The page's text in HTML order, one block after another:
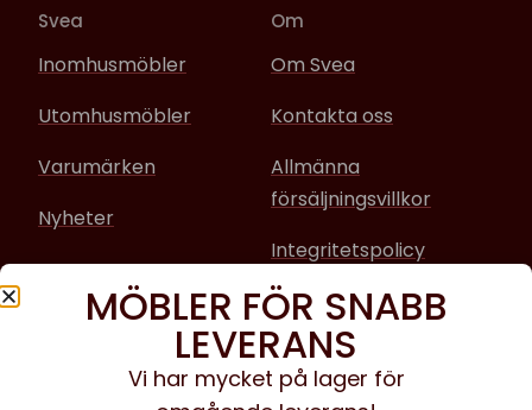
Svea
Inomhusmöbler
Utomhusmöbler
Varumärken
Nyheter
Om
Om Svea
Kontakta oss
Allmänna
försäljningsvillkor
Integritetspolicy
Sociala media
Facebook
MÖBLER FÖR SNABB
LEVERANS
Vi har mycket på lager för